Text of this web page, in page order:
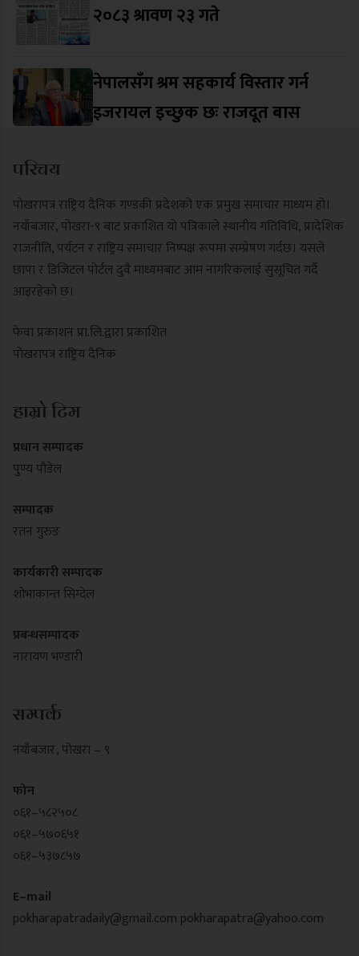
२०८३ श्रावण २३ गते
नेपालसँग श्रम सहकार्य विस्तार गर्न
इजरायल इच्छुक छः राजदूत बास
परिचय
पोखरापत्र राष्ट्रिय दैनिक गण्डकी प्रदेशको एक प्रमुख समाचार माध्यम हो।
नयाँबजार, पोखरा-९ बाट प्रकाशित यो पत्रिकाले स्थानीय गतिविधि, प्रादेशिक
राजनीति, पर्यटन र राष्ट्रिय समाचार निष्पक्ष रूपमा सम्प्रेषण गर्दछ। यसले
छापा र डिजिटल पोर्टल दुवै माध्यमबाट आम नागरिकलाई सुसूचित गर्दै
आइरहेको छ।
फेवा प्रकाशन प्रा.लि.द्वारा प्रकाशित
पोखरापत्र राष्ट्रिय दैनिक
हाम्रो टिम
प्रधान सम्पादक
पुण्य पौडेल
सम्पादक
रतन गुरुङ
कार्यकारी सम्पादक
शोभाकान्त सिग्देल
प्रबन्धसम्पादक
नारायण भण्डारी
सम्पर्क
नयाँबजार , पोखरा – ९
फोन
०६१–५८२५०८
०६१–५७०६५१
०६१–५३७८५७
E–mail
pokharapatradaily@gmail.com pokharapatra@yahoo.com